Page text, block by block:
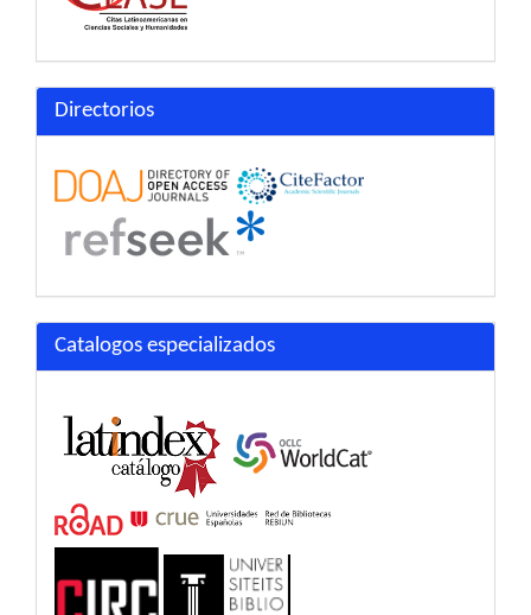
Directorios
Catalogos especializados